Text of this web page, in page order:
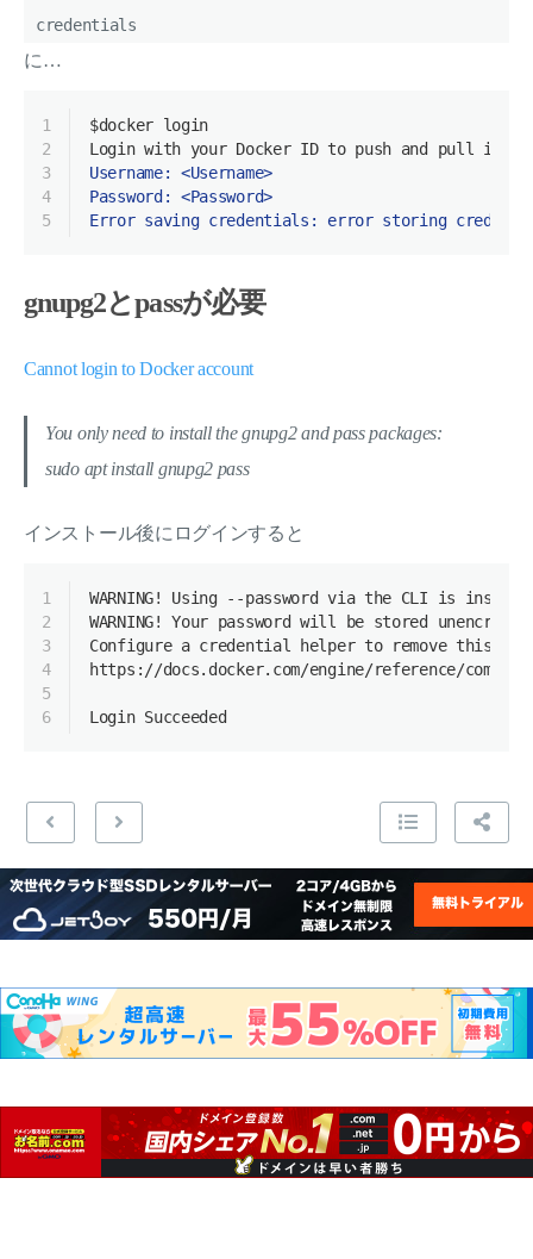
credentials
に…
1
2
3
4
5
$docker login
Login with your Docker ID to push and pull
Username: <Username>
Password: <Password>
Error saving credentials: error storing
gnupg2とpassが必要
Cannot login to Docker account
You only need to install the gnupg2 and pass packages:
sudo apt install gnupg2 pass
インストール後にログインすると
1
2
3
4
5
6
WARNING! Using --password via the CLI is
WARNING! Your password will be stored
Configure a credential helper to remove this
https://docs.docker.com/engine/reference/
Login Succeeded